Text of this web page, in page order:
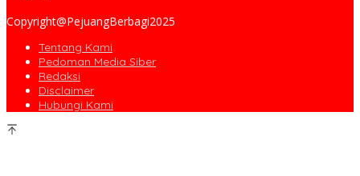
Copyright@PejuangBerbagi2025
Tentang Kami
Pedoman Media Siber
Redaksi
Disclaimer
Hubungi Kami